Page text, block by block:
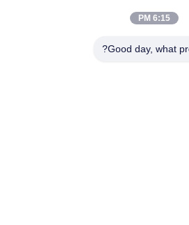
6:15 PM
Good day, what